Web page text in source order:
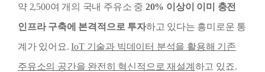
약 2,500여 개의 국내 주유소 중 20% 이상이 이미 충전
인프라 구축에 본격적으로 투자하고 있다는 흥미로운 통
계가 있어요.IoT 기술과 빅데이터 분석을 활용해 기존
주유소의 공간을 완전히 혁신적으로 재설계 하고 있죠.